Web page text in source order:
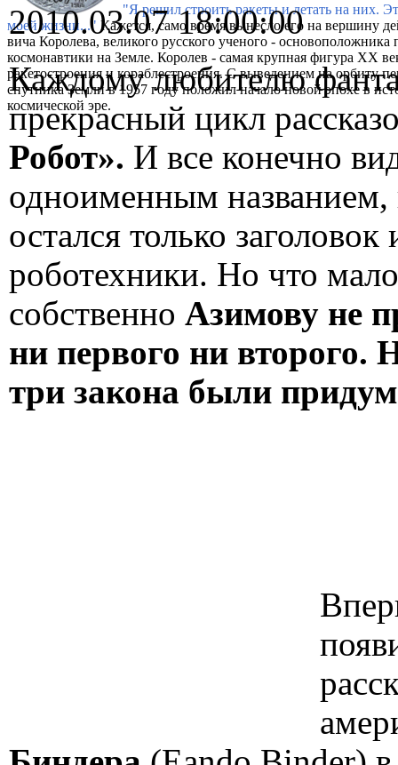
"Я решил строить ракеты и летать на них.
моей жизни..." Кажется, само время вынесло его на вершину
вича Королева, великого русского ученого - основоположника
космонавтики на Земле. Королев - самая крупная фигура XX
ракетостроения и кораблестроения. С выведением на орбиту
спутника Земли в 1957 году положил начало новой эпохе в
космической эре.
2010.03.07 18:00:00
Каждому любителю
прекрасный цикл
Робот». И все конечно
одноименным названием,
остался только заголовок
роботехники. Но что
собственно Азимову не
ни первого ни второго.
три закона были